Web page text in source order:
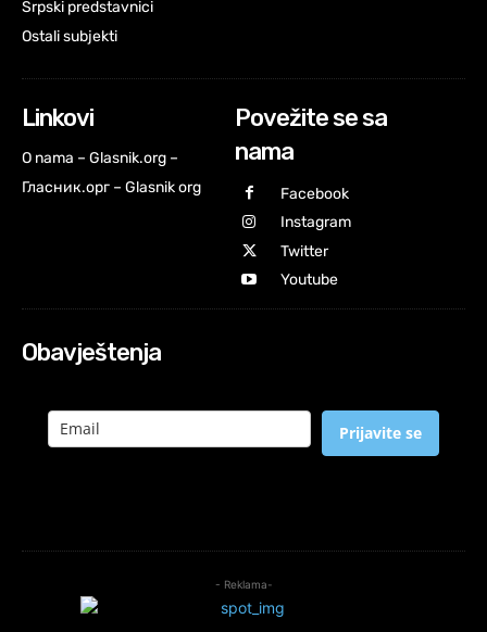
Srpski predstavnici
Ostali subjekti
Linkovi
O nama – Glasnik.org –
Гласник.орг – Glasnik org
Povežite se sa
nama
Facebook
Instagram
Twitter
Youtube
Obavještenja
Prijavite se
- Reklama-